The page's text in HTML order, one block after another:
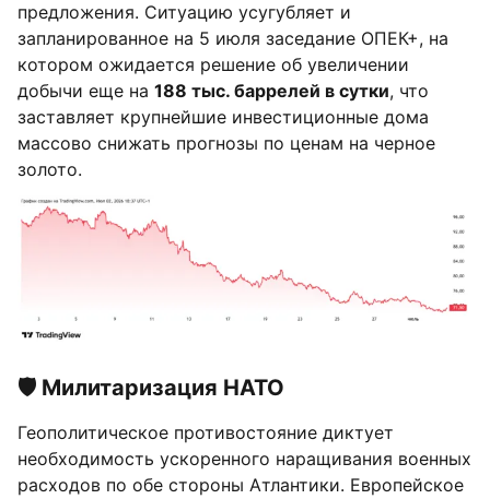
предложения. Ситуацию усугубляет и
запланированное на 5 июля заседание ОПЕК+, на
котором ожидается решение об увеличении
добычи еще на 188 тыс. баррелей в сутки, что
заставляет крупнейшие инвестиционные дома
массово снижать прогнозы по ценам на черное
золото.
🛡 Милитаризация НАТО
Геополитическое противостояние диктует
необходимость ускоренного наращивания военных
расходов по обе стороны Атлантики. Европейское